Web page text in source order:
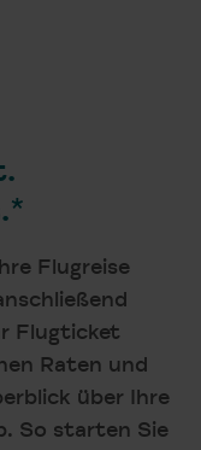
Flugreise
Flugticket
Raten und
über Ihre
So starten Sie